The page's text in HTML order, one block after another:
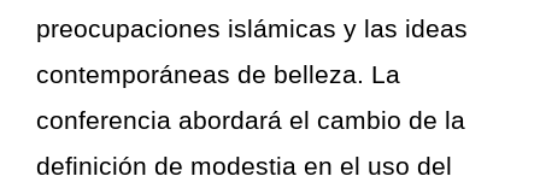
preocupaciones islámicas y las ideas
contemporáneas de belleza. La
conferencia abordará el cambio de la
definición de modestia en el uso del